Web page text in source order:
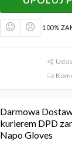
100%
Darmowa
kurierem DPD
Napo Gloves